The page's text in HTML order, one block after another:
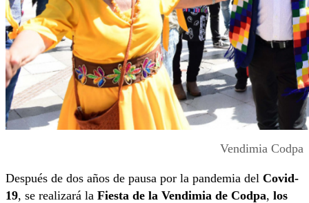
Vendimia Codpa
Después de dos años de pausa por la pandemia del Covid-
19, se realizará la Fiesta de la Vendimia de Codpa, los